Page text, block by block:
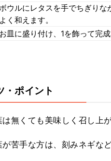
ウルにレタスを手でちぎりな
よく和えます。
お皿に盛り付け、1を飾って完成
・ポイント
は無くても美味しく召し上
が苦手な方は、刻みネギな